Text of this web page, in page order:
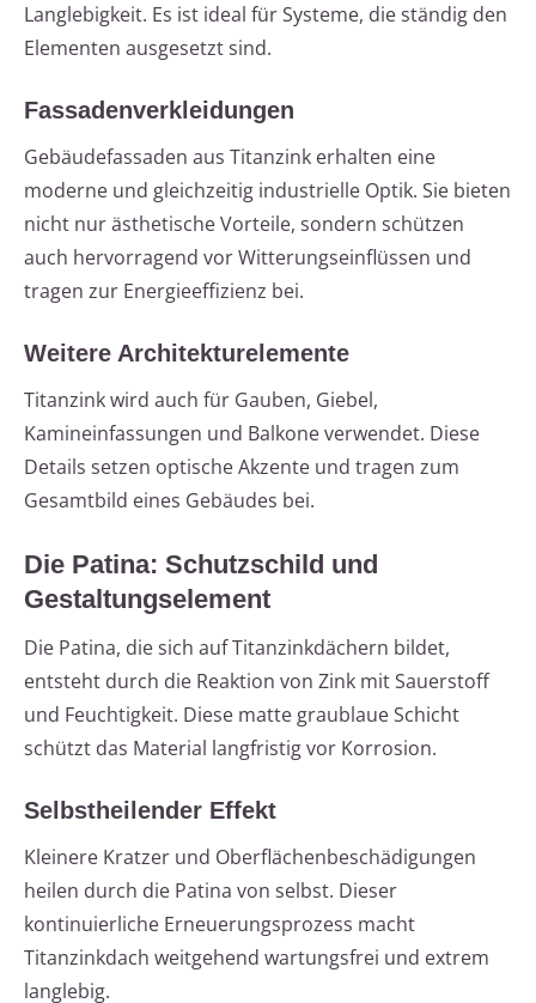
Langlebigkeit. Es ist ideal für Systeme, die ständig den
Elementen ausgesetzt sind.
Fassadenverkleidungen
Gebäudefassaden aus Titanzink erhalten eine
moderne und gleichzeitig industrielle Optik. Sie bieten
nicht nur ästhetische Vorteile, sondern schützen
auch hervorragend vor Witterungseinflüssen und
tragen zur Energieeffizienz bei.
Weitere Architekturelemente
Titanzink wird auch für Gauben, Giebel,
Kamineinfassungen und Balkone verwendet. Diese
Details setzen optische Akzente und tragen zum
Gesamtbild eines Gebäudes bei.
Die Patina: Schutzschild und
Gestaltungselement
Die Patina, die sich auf Titanzinkdächern bildet,
entsteht durch die Reaktion von Zink mit Sauerstoff
und Feuchtigkeit. Diese matte graublaue Schicht
schützt das Material langfristig vor Korrosion.
Selbstheilender Effekt
Kleinere Kratzer und Oberflächenbeschädigungen
heilen durch die Patina von selbst. Dieser
kontinuierliche Erneuerungsprozess macht
Titanzinkdach weitgehend wartungsfrei und extrem
langlebig.